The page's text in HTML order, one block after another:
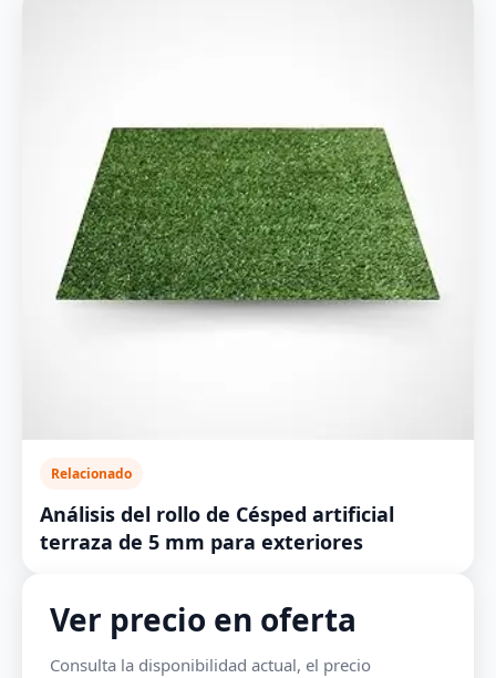
Relacionado
Análisis del rollo de Césped artificial
terraza de 5 mm para exteriores
Ver precio en oferta
Consulta la disponibilidad actual, el precio